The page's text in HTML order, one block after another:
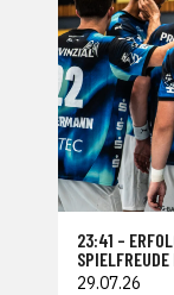
23:41 –
29.07.26